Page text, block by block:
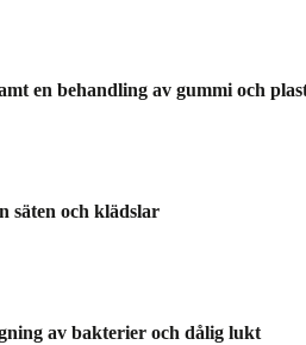
en behandling av gummi och
säten och klädslar
av bakterier och dålig lukt